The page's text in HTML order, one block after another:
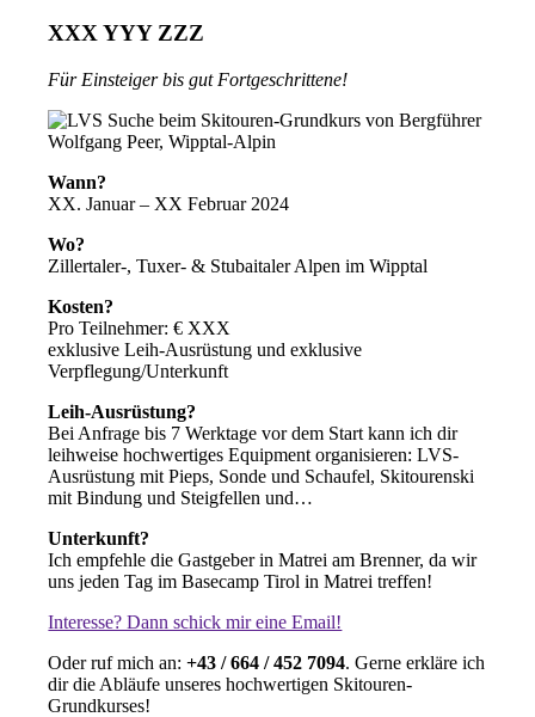
XXX YYY ZZZ
Für Einsteiger bis gut Fortgeschrittene!
Wann?
XX. Januar – XX Februar 2024
Wo?
Zillertaler-, Tuxer- & Stubaitaler Alpen im Wipptal
Kosten?
Pro Teilnehmer: € XXX
exklusive Leih-Ausrüstung und exklusive
Verpflegung/Unterkunft
Leih-Ausrüstung?
Bei Anfrage bis 7 Werktage vor dem Start kann ich dir
leihweise hochwertiges Equipment organisieren: LVS-
Ausrüstung mit Pieps, Sonde und Schaufel, Skitourenski
mit Bindung und Steigfellen und…
Unterkunft?
Ich empfehle die Gastgeber in Matrei am Brenner, da wir
uns jeden Tag im Basecamp Tirol in Matrei treffen!
Interesse? Dann schick mir eine Email!
Oder ruf mich an:+43 / 664 / 452 7094. Gerne erkläre ich
dir die Abläufe unseres hochwertigen Skitouren-
Grundkurses!